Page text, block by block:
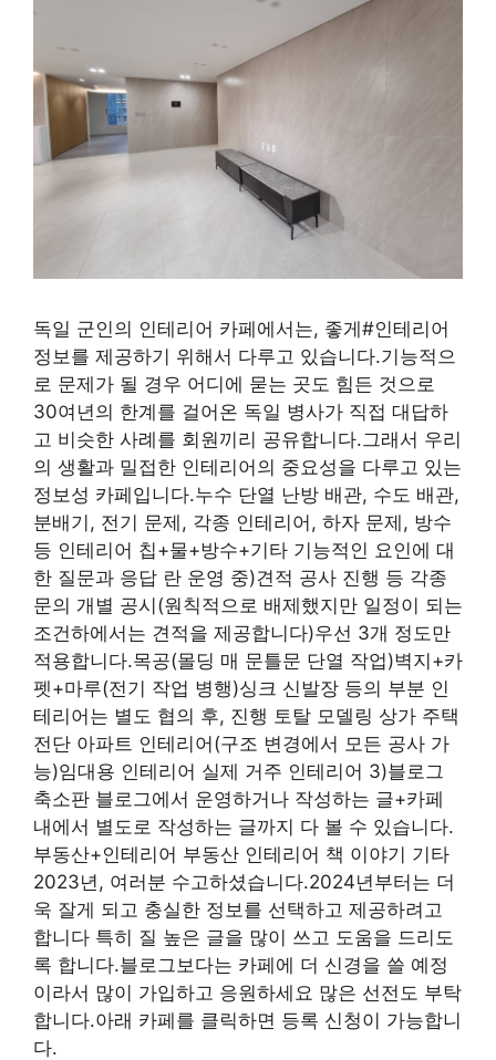
독일 군인의 인테리어 카페에서는, 좋게#인테리어
정보를 제공하기 위해서 다루고 있습니다.기능적으
로 문제가 될 경우 어디에 묻는 곳도 힘든 것으로
30여년의 한계를 걸어온 독일 병사가 직접 대답하
고 비슷한 사례를 회원끼리 공유합니다.그래서 우리
의 생활과 밀접한 인테리어의 중요성을 다루고 있는
정보성 카페입니다.누수 단열 난방 배관, 수도 배관,
분배기, 전기 문제, 각종 인테리어, 하자 문제, 방수
등 인테리어 칩+물+방수+기타 기능적인 요인에 대
한 질문과 응답 란 운영 중)견적 공사 진행 등 각종
문의 개별 공시(원칙적으로 배제했지만 일정이 되는
조건하에서는 견적을 제공합니다)우선 3개 정도만
적용합니다.목공(몰딩 매 문틀문 단열 작업)벽지+카
펫+마루(전기 작업 병행)싱크 신발장 등의 부분 인
테리어는 별도 협의 후, 진행 토탈 모델링 상가 주택
전단 아파트 인테리어(구조 변경에서 모든 공사 가
능)임대용 인테리어 실제 거주 인테리어 3)블로그
축소판 블로그에서 운영하거나 작성하는 글+카페
내에서 별도로 작성하는 글까지 다 볼 수 있습니다.
부동산+인테리어 부동산 인테리어 책 이야기 기타
2023년, 여러분 수고하셨습니다.2024년부터는 더
욱 잘게 되고 충실한 정보를 선택하고 제공하려고
합니다 특히 질 높은 글을 많이 쓰고 도움을 드리도
록 합니다.블로그보다는 카페에 더 신경을 쓸 예정
이라서 많이 가입하고 응원하세요 많은 선전도 부탁
합니다.아래 카페를 클릭하면 등록 신청이 가능합니
다.